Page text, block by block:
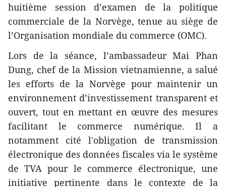
huitième session d’examen de la politique
commerciale de la Norvège, tenue au siège de
l’Organisation mondiale du commerce (OMC).
Lors de la séance, l’ambassadeur Mai Phan
Dung, chef de la Mission vietnamienne, a salué
les efforts de la Norvège pour maintenir un
environnement d’investissement transparent et
ouvert, tout en mettant en œuvre des mesures
facilitant le commerce numérique. Il a
notamment cité l'obligation de transmission
électronique des données fiscales via le système
de TVA pour le commerce électronique, une
initiative pertinente dans le contexte de la